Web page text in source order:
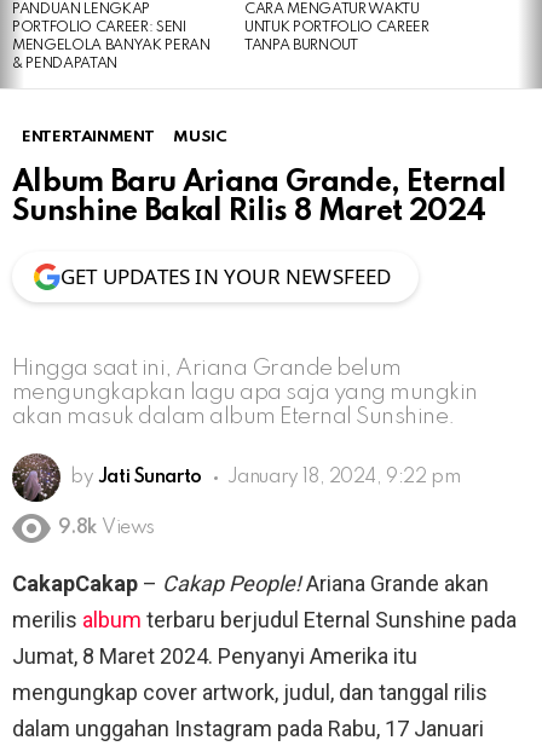
PANDUAN LENGKAP
PORTFOLIO CAREER: SENI
MENGELOLA BANYAK PERAN
& PENDAPATAN
CARA MENGATUR WAKTU
UNTUK PORTFOLIO CAREER
TANPA BURNOUT
ENTERTAINMENT MUSIC
Album Baru Ariana Grande, Eternal
Sunshine Bakal Rilis 8 Maret 2024
GET UPDATES IN YOUR NEWSFEED
Hingga saat ini, Ariana Grande belum
mengungkapkan lagu apa saja yang mungkin
akan masuk dalam album Eternal Sunshine.
by Jati Sunarto January 18, 2024, 9:22 pm
9.8k Views
CakapCakap – Cakap People!Ariana Grande akan
merilis album terbaru berjudul Eternal Sunshine pada
Jumat, 8 Maret 2024. Penyanyi Amerika itu
mengungkap cover artwork, judul, dan tanggal rilis
dalam unggahan Instagram pada Rabu, 17 Januari